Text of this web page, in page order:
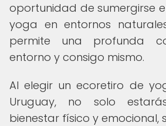
oportunidad de sumergirse
yoga en entornos
permite una profunda
entorno y consigo mismo.
Al elegir un ecoretiro de
Uruguay, no solo
bienestar físico y emocional,